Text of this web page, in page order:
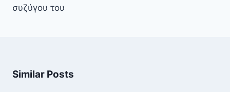
συζύγου του
Similar Posts